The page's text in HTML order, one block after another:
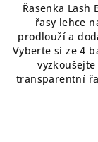
z
5
Řasenka Lash
řasy lehce
prodlouží a
Vyberte si ze 4
transparentní